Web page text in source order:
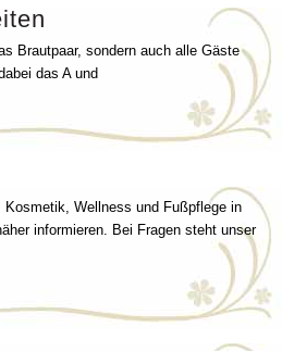
Brautpaar, sondern auch alle Gäste
das A und
Wellness und Fußpflege in
informieren. Bei Fragen steht unser